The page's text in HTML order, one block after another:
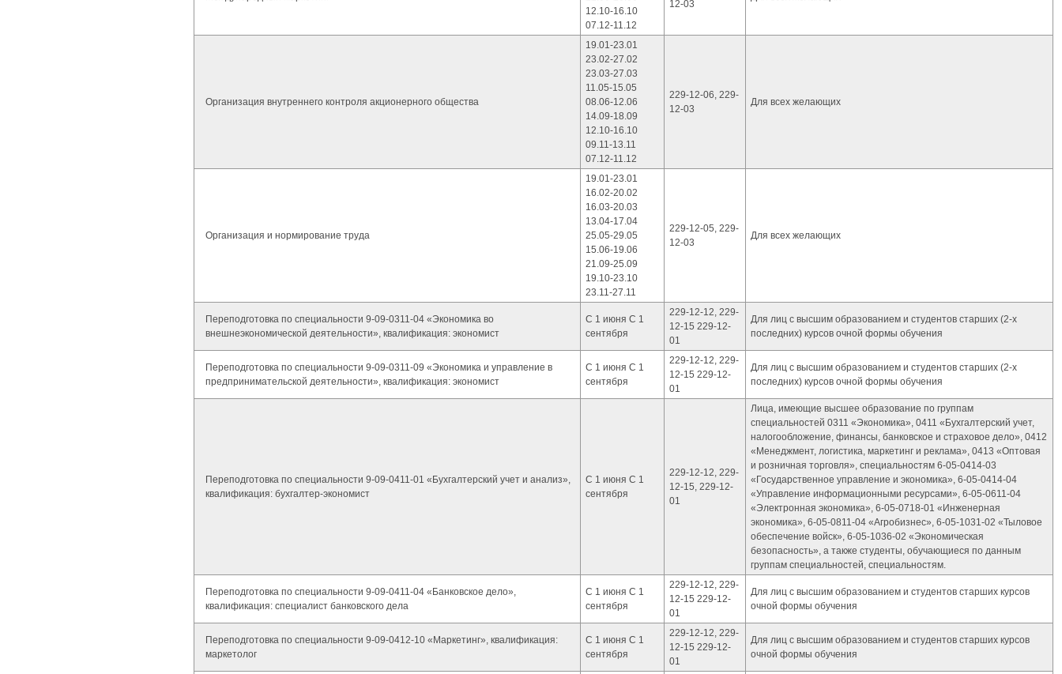
12.10-16.10
07.12-11.12
12-03
Организация внутреннего контроля акционерного общества
19.01-23.01
23.02-27.02
23.03-27.03
11.05-15.05
08.06-12.06
14.09-18.09
12.10-16.10
09.11-13.11
07.12-11.12
229-12-06, 229-
12-03
Для всех желающих
Организация и нормирование труда
19.01-23.01
16.02-20.02
16.03-20.03
13.04-17.04
25.05-29.05
15.06-19.06
21.09-25.09
19.10-23.10
23.11-27.11
229-12-05, 229-
12-03
Для всех желающих
Переподготовка по специальности 9-09-0311-04 «Экономика во
внешнеэкономической деятельности», квалификация: экономист
С 1 июня С 1
сентября
229-12-12, 229-
12-15 229-12-
01
Для лиц с высшим образованием и студентов старших (2-х
последних) курсов очной формы обучения
Переподготовка по специальности 9-09-0311-09 «Экономика и управление в
предпринимательской деятельности», квалификация: экономист
С 1 июня С 1
сентября
229-12-12, 229-
12-15 229-12-
01
Для лиц с высшим образованием и студентов старших (2-х
последних) курсов очной формы обучения
Переподготовка по специальности 9-09-0411-01 «Бухгалтерский учет и анализ»,
квалификация: бухгалтер-экономист
С 1 июня С 1
сентября
229-12-12, 229-
12-15, 229-12-
01
Лица, имеющие высшее образование по группам
специальностей 0311 «Экономика», 0411 «Бухгалтерский учет,
налогообложение, финансы, банковское и страховое дело», 0412
«Менеджмент, логистика, маркетинг и реклама», 0413 «Оптовая
и розничная торговля», специальностям 6-05-0414-03
«Государственное управление и экономика», 6-05-0414-04
«Управление информационными ресурсами», 6-05-0611-04
«Электронная экономика», 6-05-0718-01 «Инженерная
экономика», 6-05-0811-04 «Агробизнес», 6-05-1031-02 «Тыловое
обеспечение войск», 6-05-1036-02 «Экономическая
безопасность», а также студенты, обучающиеся по данным
группам специальностей, специальностям.
Переподготовка по специальности 9-09-0411-04 «Банковское дело»,
квалификация: специалист банковского дела
С 1 июня С 1
сентября
229-12-12, 229-
12-15 229-12-
01
Для лиц с высшим образованием и студентов старших курсов
очной формы обучения
Переподготовка по специальности 9-09-0412-10 «Маркетинг», квалификация:
маркетолог
С 1 июня С 1
сентября
229-12-12, 229-
12-15 229-12-
01
Для лиц с высшим образованием и студентов старших курсов
очной формы обучения